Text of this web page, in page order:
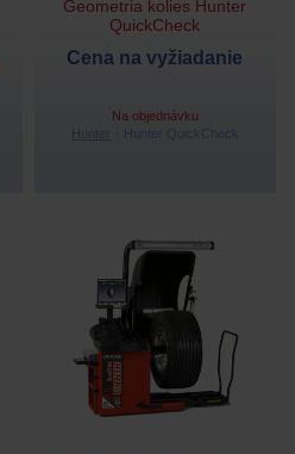
Hunter Hunter QuickCheck
Geometria kolies Hunter
QuickCheck
Cena na vyžiadanie
Na objednávku